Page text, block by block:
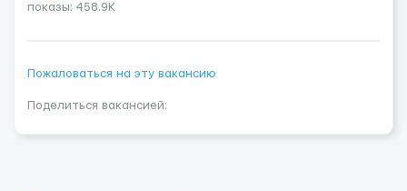
показы: 458.9K
Пожаловаться на эту вакансию
Поделиться вакансией: